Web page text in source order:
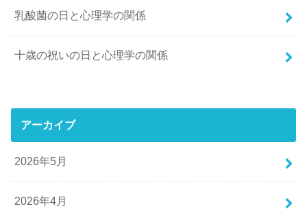
乳酸菌の日と心理学の関係
十歳の祝いの日と心理学の関係
アーカイブ
2026年5月
2026年4月